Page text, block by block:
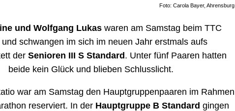
Foto: Carola Bayer, Ahrensburg
und Wolfgang Lukaswaren am Samstag beim TTC
und schwangen im sich im neuen Jahr erstmals aufs
der Senioren III S Standard. Unter fünf Paaren hatten
beide kein Glück und blieben Schlusslicht.
war am Samstag den Hauptgruppenpaaren im Rahmen
reserviert. In der Hauptgruppe B Standard gingen